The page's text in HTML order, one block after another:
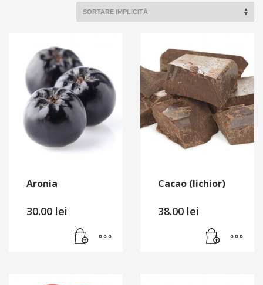
Aronia
30.00 lei
Cacao (lichior)
38.00 lei